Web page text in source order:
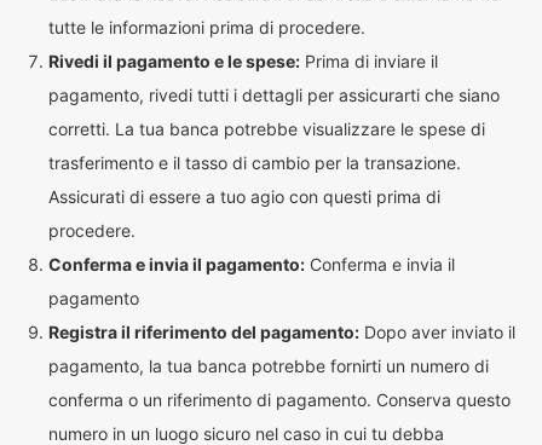
tutte le informazioni prima di procedere.
Rivedi il pagamento e le spese: Prima di inviare il
pagamento, rivedi tutti i dettagli per assicurarti che siano
corretti. La tua banca potrebbe visualizzare le spese di
trasferimento e il tasso di cambio per la transazione.
Assicurati di essere a tuo agio con questi prima di
procedere.
Conferma e invia il pagamento: Conferma e invia il
pagamento
Registra il riferimento del pagamento: Dopo aver inviato il
pagamento, la tua banca potrebbe fornirti un numero di
conferma o un riferimento di pagamento. Conserva questo
numero in un luogo sicuro nel caso in cui tu debba